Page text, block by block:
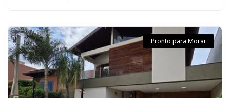
Pronto para Morar